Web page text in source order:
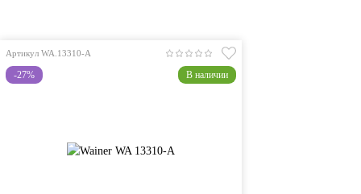
Артикул WA.13310-A
-27% В наличии